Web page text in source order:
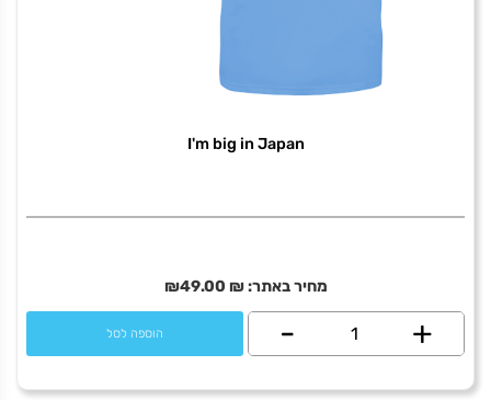
I'm big in Japan
מחיר באתר:₪
₪49.00
+
כמות
- הוספה לסל